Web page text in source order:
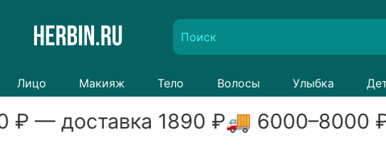
Лицо Макияж Тело Волосы Улыбка
₽ — доставка 1890₽🚚 6000–8000₽